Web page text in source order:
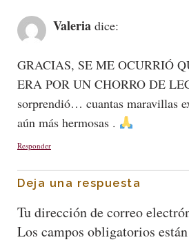
Valeria dice:
GRACIAS, SE ME OCURRIÓ
ERA POR UN CHORRO DE
sorprendió… cuantas maravillas
aún más hermosas .
Responder
Deja una respuesta
Tu dirección de correo
Los campos obligatorios